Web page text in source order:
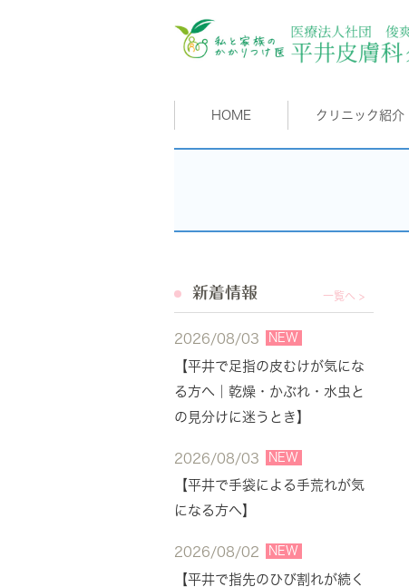
HOME クリニック紹介
新着情報 一覧へ >
2026/08/03 NEW
【平井で足指の皮むけが気にな
る方へ｜乾燥・かぶれ・水虫と
の見分けに迷うとき】
2026/08/03 NEW
【平井で手袋による手荒れが気
になる方へ】
2026/08/02 NEW
【平井で指先のひび割れが続く